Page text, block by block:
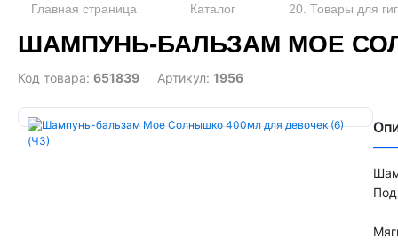
Главная страница Каталог 20. Товары для
ШАМПУНЬ-БАЛЬЗАМ МОЕ
Код товара: 651839 Артикул: 1956